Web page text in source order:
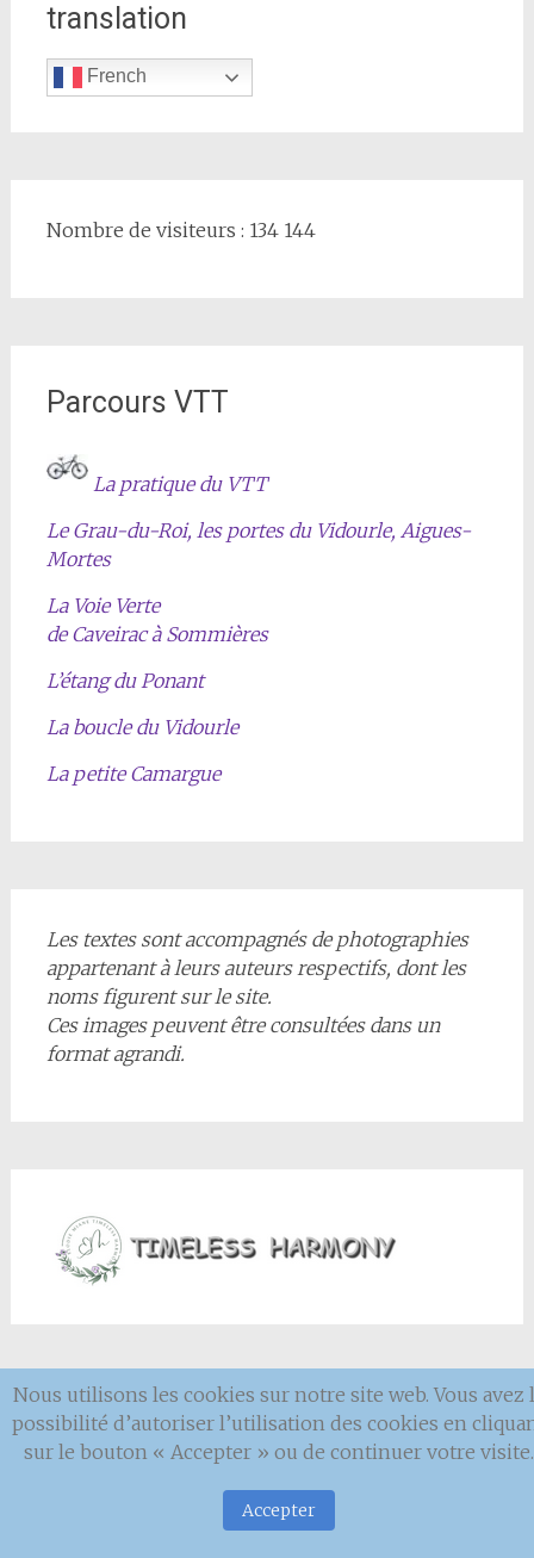
translation
French
Nombre de visiteurs : 134 144
Parcours VTT
La pratique du VTT
Le Grau-du-Roi, les portes du Vidourle, Aigues-
Mortes
La Voie Verte
de Caveirac à Sommières
L’étang du Ponant
La boucle du Vidourle
La petite Camargue
Les textes sont accompagnés de photographies
appartenant à leurs auteurs respectifs, dont les
noms figurent sur le site.
Ces images peuvent être consultées dans un
format agrandi.
Mentionslégales
Nous utilisons les cookies sur notre site web. Vous avez
possibilité d’autoriser l’utilisation des cookies en
sur le bouton « Accepter » ou de continuer votre visite.
Accepter